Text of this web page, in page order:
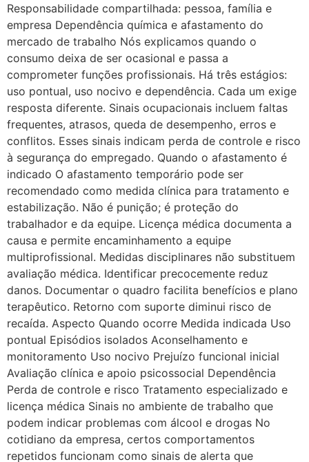
Responsabilidade compartilhada: pessoa, família e
empresa Dependência química e afastamento do
mercado de trabalho Nós explicamos quando o
consumo deixa de ser ocasional e passa a
comprometer funções profissionais. Há três estágios:
uso pontual, uso nocivo e dependência. Cada um exige
resposta diferente. Sinais ocupacionais incluem faltas
frequentes, atrasos, queda de desempenho, erros e
conflitos. Esses sinais indicam perda de controle e risco
à segurança do empregado. Quando o afastamento é
indicado O afastamento temporário pode ser
recomendado como medida clínica para tratamento e
estabilização. Não é punição; é proteção do
trabalhador e da equipe. Licença médica documenta a
causa e permite encaminhamento a equipe
multiprofissional. Medidas disciplinares não substituem
avaliação médica. Identificar precocemente reduz
danos. Documentar o quadro facilita benefícios e plano
terapêutico. Retorno com suporte diminui risco de
recaída. Aspecto Quando ocorre Medida indicada Uso
pontual Episódios isolados Aconselhamento e
monitoramento Uso nocivo Prejuízo funcional inicial
Avaliação clínica e apoio psicossocial Dependência
Perda de controle e risco Tratamento especializado e
licença médica Sinais no ambiente de trabalho que
podem indicar problemas com álcool e drogas No
cotidiano da empresa, certos comportamentos
repetidos funcionam como sinais de alerta que